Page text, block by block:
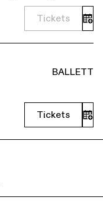
Tickets
BALLETT
Tickets